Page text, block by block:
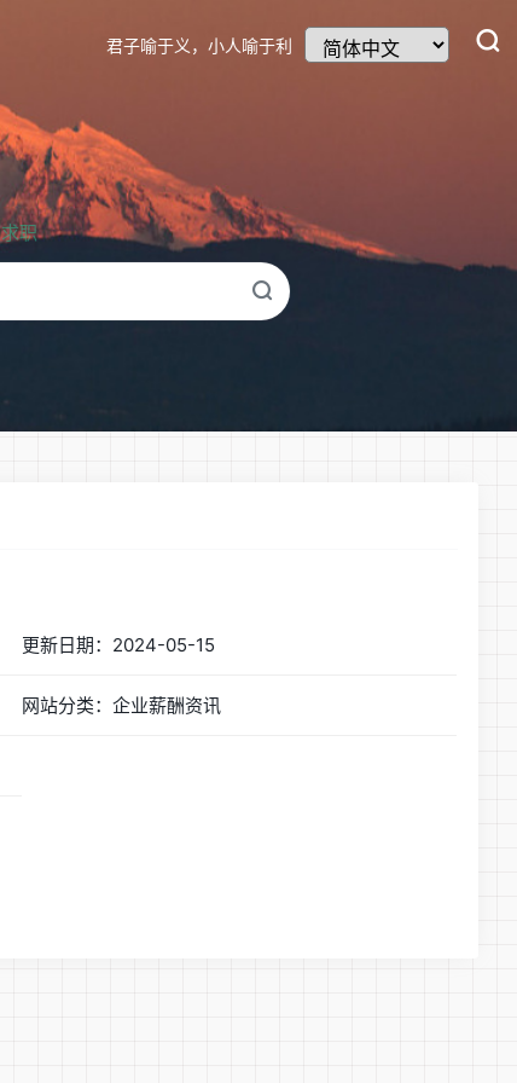
君子喻于义，小人喻于利
求职
更新日期：2024-05-15
网站分类：企业薪酬资讯